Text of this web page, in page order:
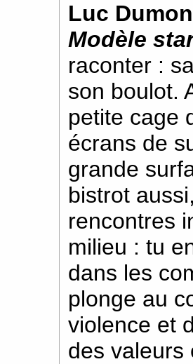
Luc
Modèle
raconter :
son boulot.
petite cage
écrans de
grande
bistrot
rencontres
milieu : tu
dans les
plonge au
violence et
des